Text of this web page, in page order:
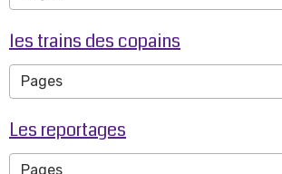
les trains des copains
Les reportages